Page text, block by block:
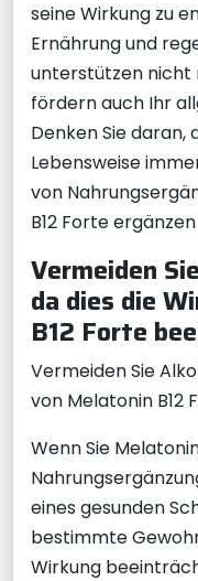
seine Wirkung zu
Ernährung und
unterstützen nicht
fördern auch Ihr
Denken Sie daran,
Lebensweise
von
B12 Forte
Vermeiden
da dies die
B12 Forte
Vermeiden Sie
von Melatonin B12
Wenn Sie
eines gesunden
bestimmte
Wirkung